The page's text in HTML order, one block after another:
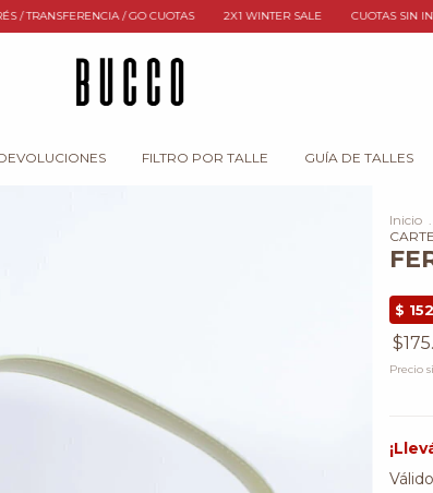
2X1 WINTER SALE CUOTAS SIN INTERÉS / TRANSFERENCIA / GO
FILTRO POR TALLE GUÍA DE TALLES
Inicio .
Precio